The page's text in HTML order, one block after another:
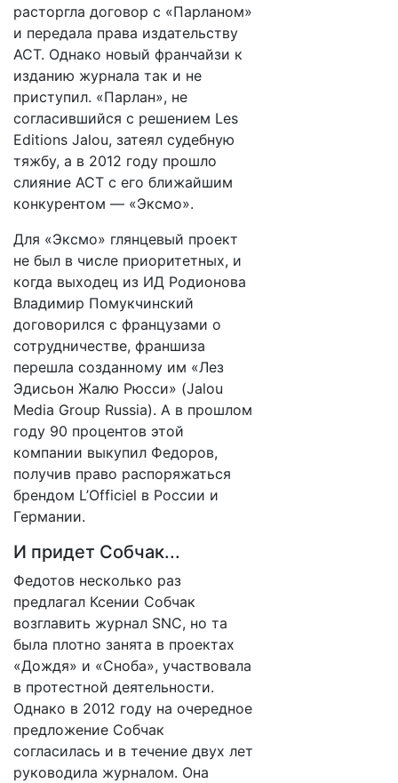
расторгла договор с «Парланом»
и передала права издательству
АСТ. Однако новый франчайзи к
изданию журнала так и не
приступил. «Парлан», не
согласившийся с решением Les
Editions Jalou, затеял судебную
тяжбу, а в 2012 году прошло
слияние АСТ с его ближайшим
конкурентом — «Эксмо».
Для «Эксмо» глянцевый проект
не был в числе приоритетных, и
когда выходец из ИД Родионова
Владимир Помукчинский
договорился с французами о
сотрудничестве, франшиза
перешла созданному им «Лез
Эдисьон Жалю Рюсси» (Jalou
Media Group Russia). А в прошлом
году 90 процентов этой
компании выкупил Федоров,
получив право распоряжаться
брендом L’Оfficiel в России и
Германии.
И придет Собчак...
Федотов несколько раз
предлагал Ксении Собчак
возглавить журнал SNC, но та
была плотно занята в проектах
«Дождя» и «Сноба», участвовала
в протестной деятельности.
Однако в 2012 году на очередное
предложение Собчак
согласилась и в течение двух лет
руководила журналом. Она